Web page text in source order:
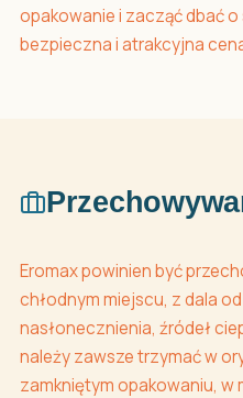
opakowanie i zacząć dbać
bezpieczna i atrakcyjna
Eromax powinien być
chłodnym miejscu, z dala
nasłonecznienia, źródeł
należy zawsze trzymać w
zamkniętym opakowaniu, w